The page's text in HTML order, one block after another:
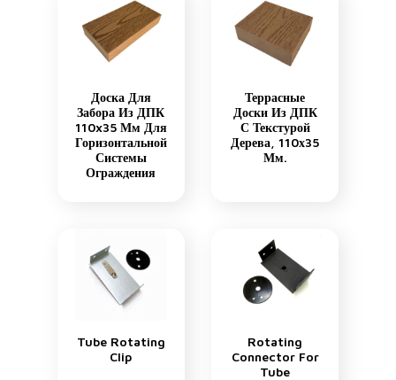
Доска Для
Забора Из ДПК
110x35 Мм Для
Горизонтальной
Системы
Ограждения
Террасные
Доски Из ДПК
С Текстурой
Дерева, 110х35
Мм.
Tube Rotating
Clip
Rotating
Connector For
Tube